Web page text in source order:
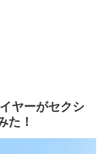
ヤーがセクシ
た！